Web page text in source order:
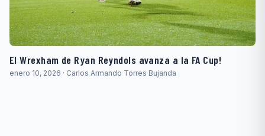
El Wrexham de Ryan Reyndols avanza a la FA Cup!
enero 10, 2026 · Carlos Armando Torres Bujanda